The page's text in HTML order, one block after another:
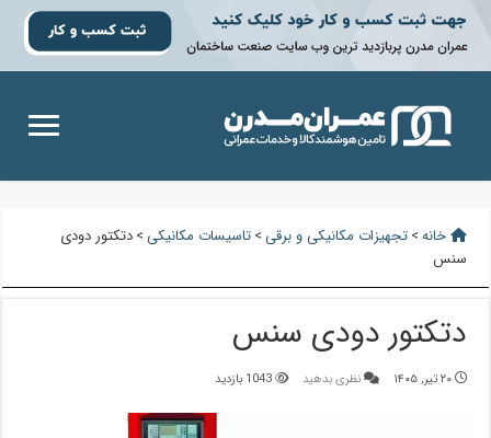
خانه> تجهیزات مکانیکی و برقی> تاسیسات مکانیکی> دتکتور دودی
سنس
دتکتور دودی سنس
۲۰ تیر, ۱۴۰۵ نظری بدهید 1043 بازدید